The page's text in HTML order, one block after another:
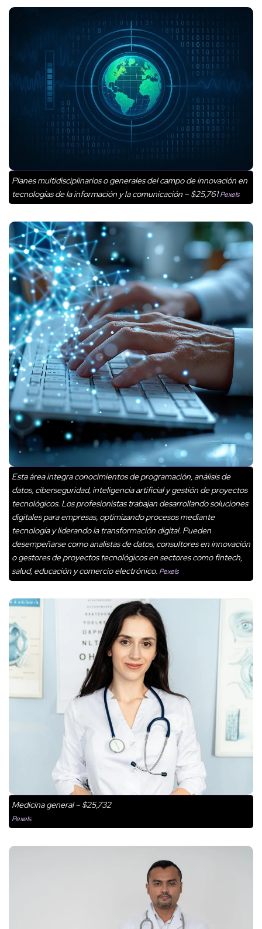
Planes multidisciplinarios o generales del campo de innovación en
tecnologías de la información y la comunicación – $25,761Pexels
Esta área integra conocimientos de programación, análisis de
datos, ciberseguridad, inteligencia artificial y gestión de proyectos
tecnológicos. Los profesionistas trabajan desarrollando soluciones
digitales para empresas, optimizando procesos mediante
tecnología y liderando la transformación digital. Pueden
desempeñarse como analistas de datos, consultores en innovación
o gestores de proyectos tecnológicos en sectores como fintech,
salud, educación y comercio electrónico. Pexels
Medicina general – $25,732
Pexels